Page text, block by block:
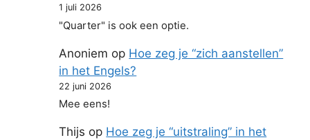
1 juli 2026
"Quarter" is ook een optie.
Anoniem op Hoe zeg je “zich aanstellen”
in het Engels?
22 juni 2026
Mee eens!
Thijs op Hoe zeg je “uitstraling” in het